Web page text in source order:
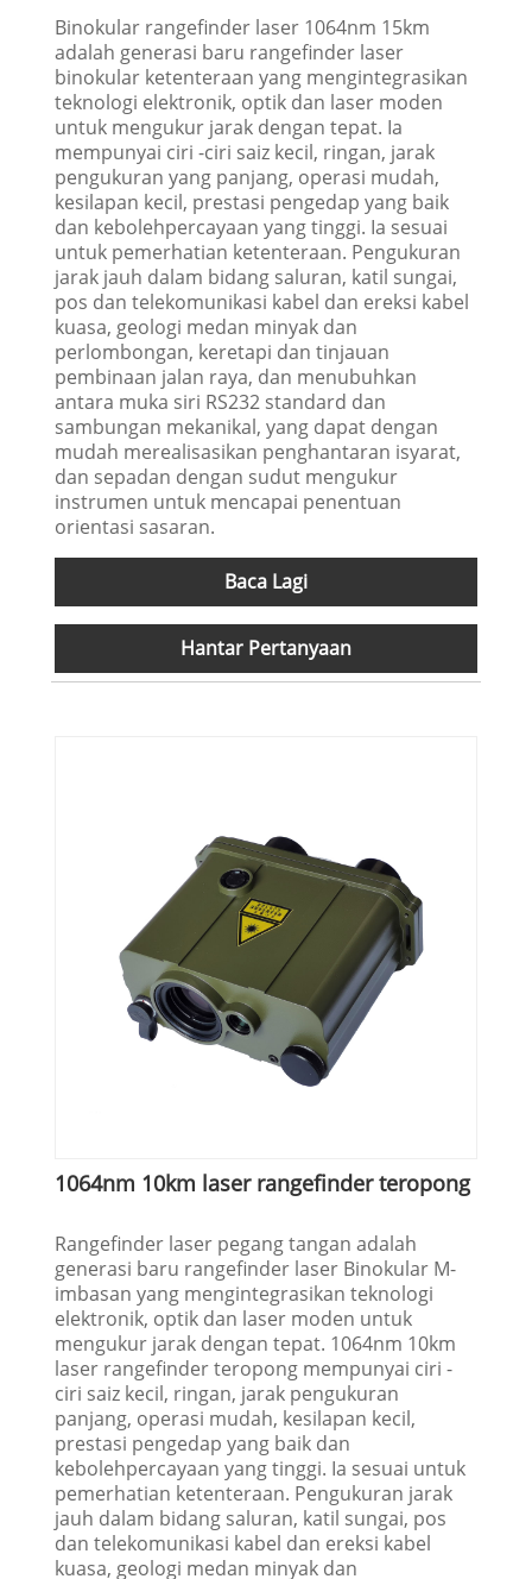
Binokular rangefinder laser 1064nm 15km
adalah generasi baru rangefinder laser
binokular ketenteraan yang mengintegrasikan
teknologi elektronik, optik dan laser moden
untuk mengukur jarak dengan tepat. Ia
mempunyai ciri -ciri saiz kecil, ringan, jarak
pengukuran yang panjang, operasi mudah,
kesilapan kecil, prestasi pengedap yang baik
dan kebolehpercayaan yang tinggi. Ia sesuai
untuk pemerhatian ketenteraan. Pengukuran
jarak jauh dalam bidang saluran, katil sungai,
pos dan telekomunikasi kabel dan ereksi kabel
kuasa, geologi medan minyak dan
perlombongan, keretapi dan tinjauan
pembinaan jalan raya, dan menubuhkan
antara muka siri RS232 standard dan
sambungan mekanikal, yang dapat dengan
mudah merealisasikan penghantaran isyarat,
dan sepadan dengan sudut mengukur
instrumen untuk mencapai penentuan
orientasi sasaran.
Baca Lagi
Hantar Pertanyaan
1064nm 10km laser rangefinder teropong
Rangefinder laser pegang tangan adalah
generasi baru rangefinder laser Binokular M-
imbasan yang mengintegrasikan teknologi
elektronik, optik dan laser moden untuk
mengukur jarak dengan tepat. 1064nm 10km
laser rangefinder teropong mempunyai ciri -
ciri saiz kecil, ringan, jarak pengukuran
panjang, operasi mudah, kesilapan kecil,
prestasi pengedap yang baik dan
kebolehpercayaan yang tinggi. Ia sesuai untuk
pemerhatian ketenteraan. Pengukuran jarak
jauh dalam bidang saluran, katil sungai, pos
dan telekomunikasi kabel dan ereksi kabel
kuasa, geologi medan minyak dan